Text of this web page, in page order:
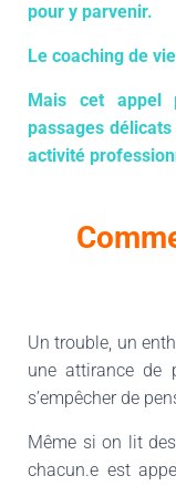
pour y parvenir.
Le coaching de
Mais cet appel
passages
activité
Un trouble, un
une attirance de
s’empêcher de
Même si on lit
chacun.e est